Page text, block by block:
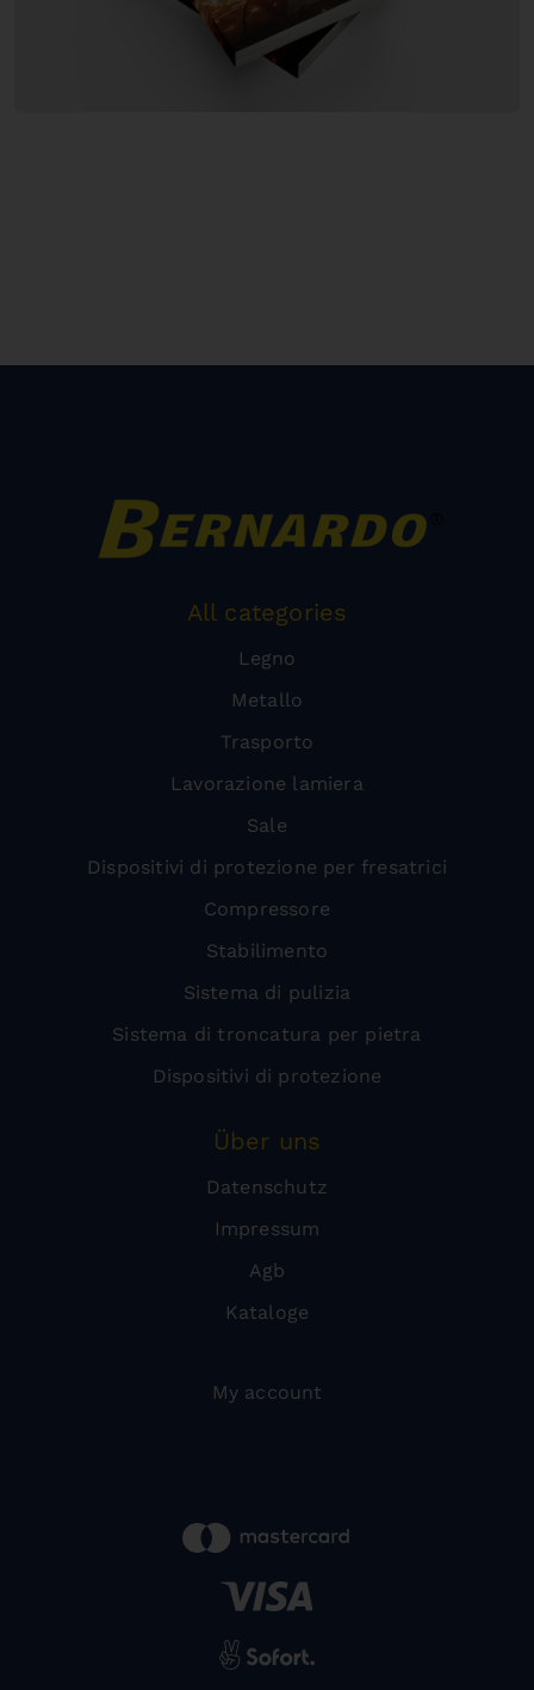
All categories
Legno
Metallo
Trasporto
Lavorazione lamiera
Sale
Dispositivi di protezione per fresatrici
Compressore
Stabilimento
Sistema di pulizia
Sistema di troncatura per pietra
Dispositivi di protezione
Über uns
Datenschutz
Impressum
Agb
Kataloge
My account